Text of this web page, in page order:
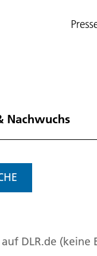
Nachwuchs
DLR.de (keine